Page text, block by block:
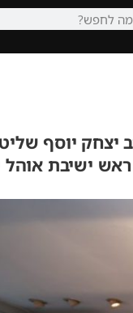
יצחק יוסף
ישיבת אוהל